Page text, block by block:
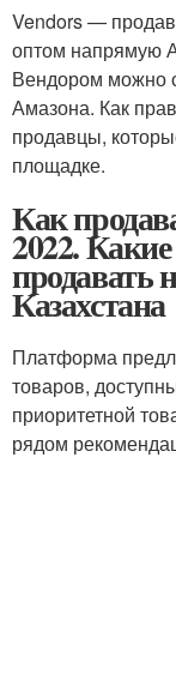
Vendors —
оптом напрямую
Вендором можно
Амазона. Как
продавцы,
площадке.
Как
2022.
продавать
Казахстана
Платформа
товаров,
приоритетной
рядом